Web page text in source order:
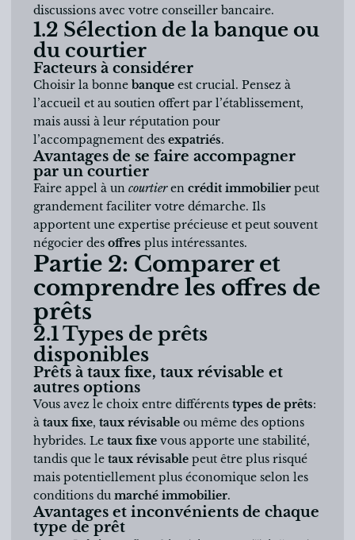
discussions avec votre conseiller bancaire.
1.2 Sélection de la banque ou
du courtier
Facteurs à considérer
Choisir la bonne banque est crucial. Pensez à
l’accueil et au soutien offert par l’établissement,
mais aussi à leur réputation pour
l’accompagnement des expatriés.
Avantages de se faire accompagner
par un courtier
Faire appel à un courtieren crédit immobilier peut
grandement faciliter votre démarche. Ils
apportent une expertise précieuse et peut souvent
négocier des offres plus intéressantes.
Partie 2: Comparer et
comprendre les offres de
prêts
2.1 Types de prêts
disponibles
Prêts à taux fixe, taux révisable et
autres options
Vous avez le choix entre différents types de prêts:
à taux fixe, taux révisable ou même des options
hybrides. Le taux fixe vous apporte une stabilité,
tandis que le taux révisable peut être plus risqué
mais potentiellement plus économique selon les
conditions du marché immobilier.
Avantages et inconvénients de chaque
type de prêt